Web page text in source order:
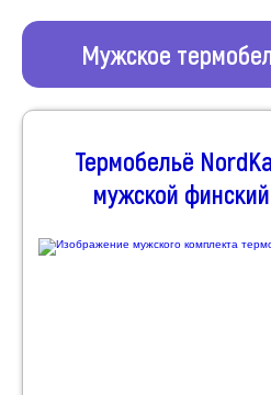
Мужское
Термобельё
мужской